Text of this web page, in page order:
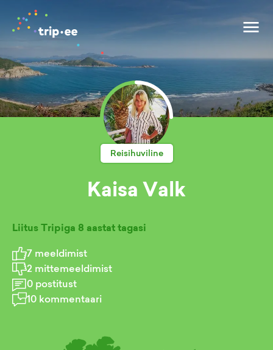
Reisihuviline
Kaisa Valk
Liitus Tripiga 8 aastat tagasi
7 meeldimist
2 mittemeeldimist
0 postitust
10 kommentaari